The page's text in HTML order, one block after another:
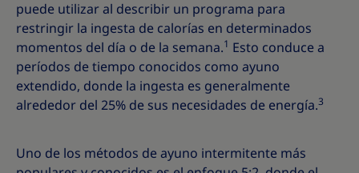
puede utilizar al describir un programa para
restringir la ingesta de calorías en determinados
momentos del día o de la semana.1 Esto conduce a
períodos de tiempo conocidos como ayuno
extendido, donde la ingesta es generalmente
alrededor del 25% de sus necesidades de energía.3
Uno de los métodos de ayuno intermitente más